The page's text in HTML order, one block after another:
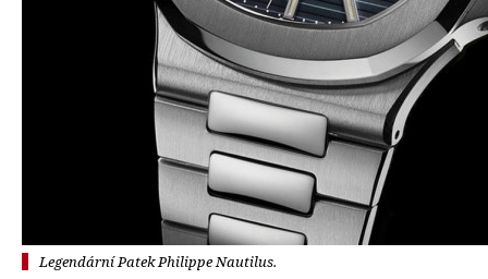
Legendární Patek Philippe Nautilus.